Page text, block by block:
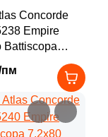
Concorde
Empire
Battiscopa
под камень
пм